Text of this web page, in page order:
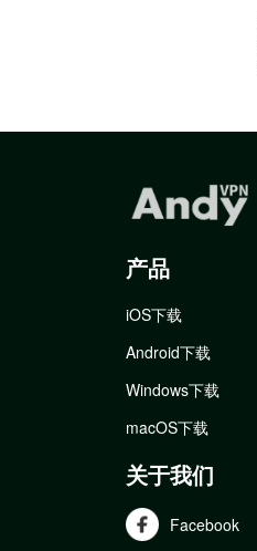
产品
iOS下载
Android下载
Windows下载
macOS下载
关于我们
Facebook